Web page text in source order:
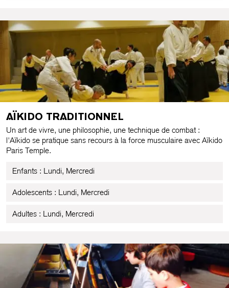
toujours plus passionnante 🙂
Le Solo Jazz des années 30 (aussi appelé jazz
authentique, jazz traditionnel ou jazz vernaculaire) est la
danse afro-américaine solo des années swing (1930-
1940), descendant de certaines danses africaines et du
charleston, contemporain du Lindy Hop et du tap dance,
et précurseur des danses de rues modernes telles que le
funk et le hip-hop.
S’inscrire au cours
AÏKIDO TRADITIONNEL
Un art de vivre, une philosophie, une technique de combat :
l'Aïkido se pratique sans recours à la force musculaire avec Aïkido
Paris Temple.
Enfants : Lundi, Mercredi
Adolescents : Lundi, Mercredi
Adultes : Lundi, Mercredi